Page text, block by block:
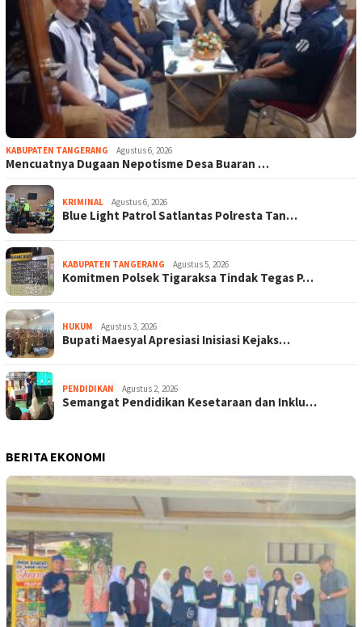
KABUPATEN TANGERANG Agustus 6, 2026
Mencuatnya Dugaan Nepotisme Desa Buaran …
KRIMINAL Agustus 6, 2026
Blue Light Patrol Satlantas Polresta Tan…
KABUPATEN TANGERANG Agustus 5, 2026
Komitmen Polsek Tigaraksa Tindak Tegas P…
HUKUM Agustus 3, 2026
Bupati Maesyal Apresiasi Inisiasi Kejaks…
PENDIDIKAN Agustus 2, 2026
Semangat Pendidikan Kesetaraan dan Inklu…
BERITA EKONOMI